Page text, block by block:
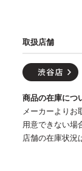
取扱店舗
商品の在庫につ
メーカーよりお
用意できない場
店舗の在庫状況